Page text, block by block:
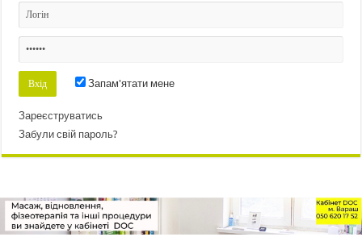
Запам'ятати мене
Зареєструватись
Забули свій пароль?